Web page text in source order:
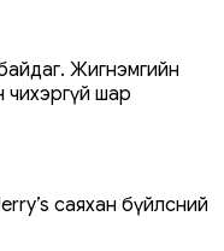
Жигнэмгийн
чихэргүй шар
саяхан бүйлсний